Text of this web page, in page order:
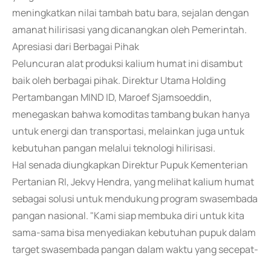
meningkatkan nilai tambah batu bara, sejalan dengan
amanat hilirisasi yang dicanangkan oleh Pemerintah.
Apresiasi dari Berbagai Pihak
Peluncuran alat produksi kalium humat ini disambut
baik oleh berbagai pihak. Direktur Utama Holding
Pertambangan MIND ID, Maroef Sjamsoeddin,
menegaskan bahwa komoditas tambang bukan hanya
untuk energi dan transportasi, melainkan juga untuk
kebutuhan pangan melalui teknologi hilirisasi.
Hal senada diungkapkan Direktur Pupuk Kementerian
Pertanian RI, Jekvy Hendra, yang melihat kalium humat
sebagai solusi untuk mendukung program swasembada
pangan nasional. "Kami siap membuka diri untuk kita
sama-sama bisa menyediakan kebutuhan pupuk dalam
target swasembada pangan dalam waktu yang secepat-